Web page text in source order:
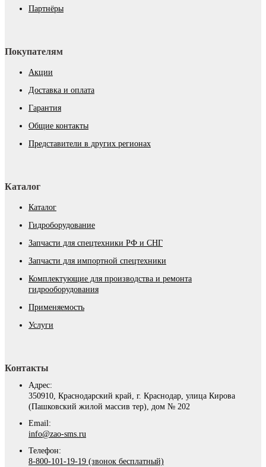
Партнёры
Покупателям
Акции
Доставка и оплата
Гарантия
Общие контакты
Представители в других регионах
Каталог
Каталог
Гидроборудование
Запчасти для спецтехники РФ и СНГ
Запчасти для импортной спецтехники
Комплектующие для производства и ремонта
гидрооборудования
Применяемость
Услуги
Контакты
Адрес:
350910, Краснодарский край, г. Краснодар, улица Кирова
(Пашковский жилой массив тер), дом № 202
Email:
info@zao-sms.ru
Телефон:
8-800-101-19-19 (звонок бесплатный)